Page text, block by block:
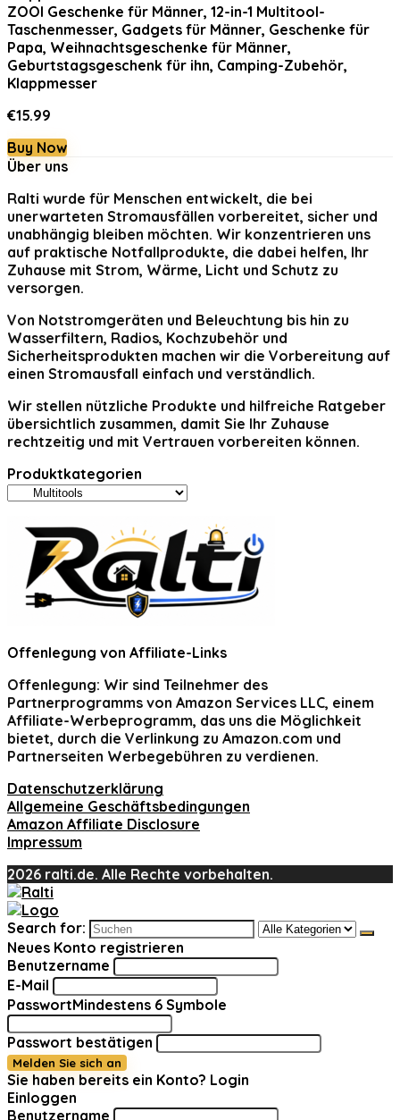
ZOOI Geschenke für Männer, 12-in-1 Multitool-
Taschenmesser, Gadgets für Männer, Geschenke für
Papa, Weihnachtsgeschenke für Männer,
Geburtstagsgeschenk für ihn, Camping-Zubehör,
Klappmesser
€15.99
Buy Now
Über uns
Ralti wurde für Menschen entwickelt, die bei
unerwarteten Stromausfällen vorbereitet, sicher und
unabhängig bleiben möchten. Wir konzentrieren uns
auf praktische Notfallprodukte, die dabei helfen, Ihr
Zuhause mit Strom, Wärme, Licht und Schutz zu
versorgen.
Von Notstromgeräten und Beleuchtung bis hin zu
Wasserfiltern, Radios, Kochzubehör und
Sicherheitsprodukten machen wir die Vorbereitung auf
einen Stromausfall einfach und verständlich.
Wir stellen nützliche Produkte und hilfreiche Ratgeber
übersichtlich zusammen, damit Sie Ihr Zuhause
rechtzeitig und mit Vertrauen vorbereiten können.
Produktkategorien
Offenlegung von Affiliate-Links
Offenlegung: Wir sind Teilnehmer des
Partnerprogramms von Amazon Services LLC, einem
Affiliate-Werbeprogramm, das uns die Möglichkeit
bietet, durch die Verlinkung zu Amazon.com und
Partnerseiten Werbegebühren zu verdienen.
Datenschutzerklärung
Allgemeine Geschäftsbedingungen
Amazon Affiliate Disclosure
Impressum
2026 ralti.de. Alle Rechte vorbehalten.
Search for:
Neues Konto registrieren
Benutzername
E-Mail
PasswortMindestens 6 Symbole
Passwort bestätigen
Melden Sie sich an
Sie haben bereits ein Konto? Login
Einloggen
Benutzername